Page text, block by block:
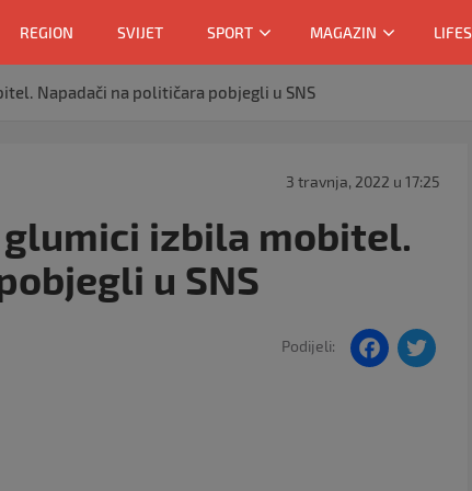
REGION SVIJET SPORT MAGAZIN
Napadači na političara pobjegli u SNS
3 travnja, 2022 u 17:25
izbila mobitel.
u SNS
Podijeli:
F